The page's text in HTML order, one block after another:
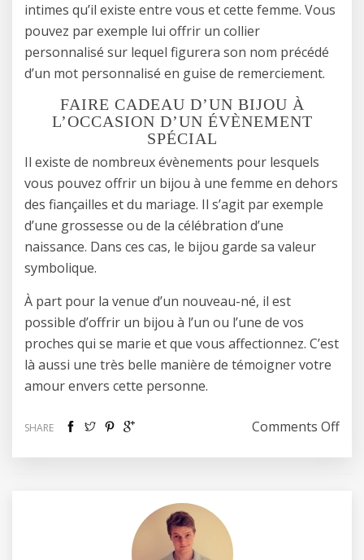
intimes qu’il existe entre vous et cette femme. Vous
pouvez par exemple lui offrir un collier
personnalisé sur lequel figurera son nom précédé
d’un mot personnalisé en guise de remerciement.
FAIRE CADEAU D’UN BIJOU À
L’OCCASION D’UN ÉVÈNEMENT
SPÉCIAL
Il existe de nombreux évènements pour lesquels
vous pouvez offrir un bijou à une femme en dehors
des fiançailles et du mariage. Il s’agit par exemple
d’une grossesse ou de la célébration d’une
naissance. Dans ces cas, le bijou garde sa valeur
symbolique.
À part pour la venue d’un nouveau-né, il est
possible d’offrir un bijou à l’un ou l’une de vos
proches qui se marie et que vous affectionnez. C’est
là aussi une très belle manière de témoigner votre
amour envers cette personne.
SHARE Comments Offon